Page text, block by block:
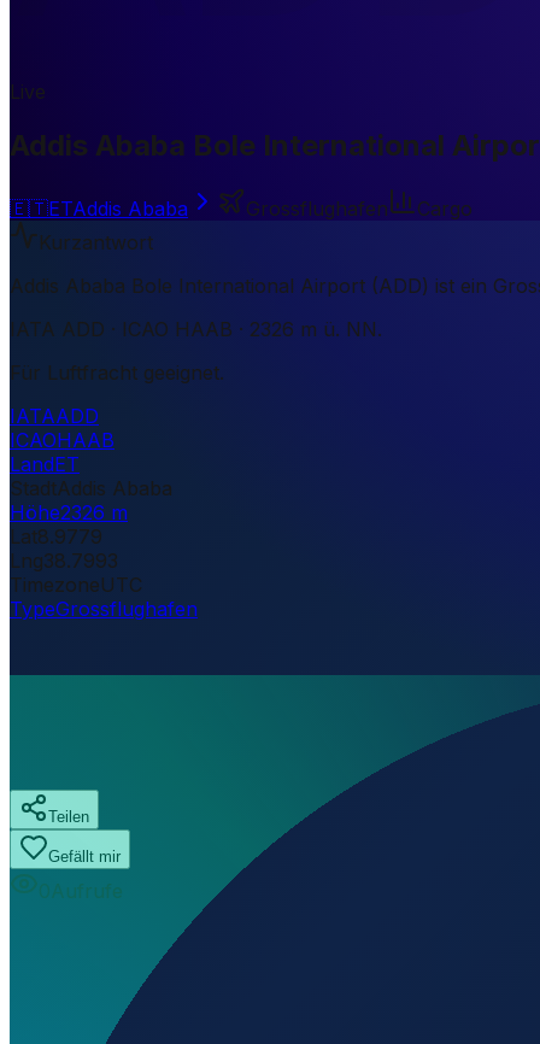
Live
Addis Ababa Bole International
🇪🇹ETAddis Ababa Grossflughafen
Cargo
Kurzantwort
Addis Ababa Bole International Airport (ADD) ist ein
IATA ADD · ICAO HAAB · 2326 m ü. NN.
Für Luftfracht geeignet.
IATAADD
ICAOHAAB
LandET
StadtAddis Ababa
Höhe2326 m
Lat8.9779
Lng38.7993
TimezoneUTC
TypeGrossflughafen
Teilen
Gefällt mir
0Aufrufe